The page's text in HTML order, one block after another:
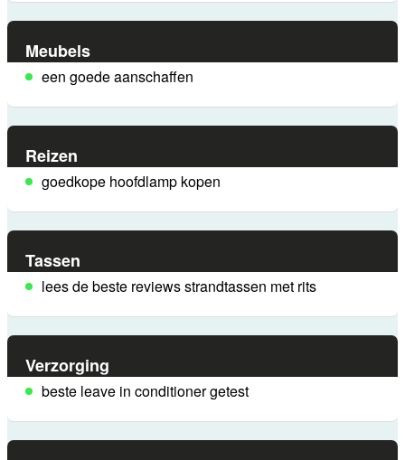
Meubels
een goede aanschaffen
Reizen
goedkope hoofdlamp kopen
Tassen
lees de beste reviews strandtassen met rits
Verzorging
beste leave in conditioner getest